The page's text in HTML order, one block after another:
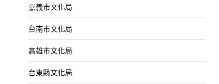
嘉義市文化局
台南市文化局
高雄市文化局
台東縣文化局